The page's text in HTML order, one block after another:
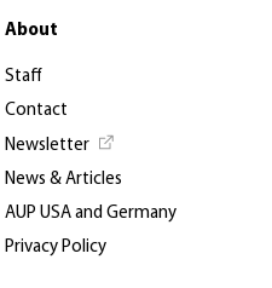
About
Staff
Contact
Newsletter
News & Articles
AUP USA and Germany
Privacy Policy